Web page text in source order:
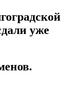
уже